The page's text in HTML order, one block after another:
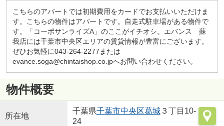
こちらのアパートでは初期費用をカードでお支払いいただけま
す。こちらの物件はアパートです。自走式駐車場がある物件で
す。「コーポサンライズA」のここがイチオシ。エバンス 蘇
我店には千葉市中央区エリアの賃貸情報が豊富にございます。
ぜひお気軽に043-264-2277または
evance.soga@chintaishop.co.jpへお問い合わせください。
物件概要
所在地
千葉県千葉市中央区葛城３丁目10-
24